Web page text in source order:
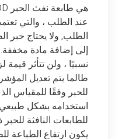
عند الطلب ، والتي
الطلب, ولا يحتاج حبر
إلى إضافة مادة
نسبيًا ، ولن تتأثر قيمة
طالما يتم تعديل
للحبر وفقًا للمقياس
استخدامه بشكل
للطابعات النافثة
يكون ارتفاع الطباعة